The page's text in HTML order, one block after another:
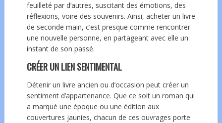
feuilleté par d’autres, suscitant des émotions, des
réflexions, voire des souvenirs. Ainsi, acheter un livre
de seconde main, c’est presque comme rencontrer
une nouvelle personne, en partageant avec elle un
instant de son passé.
CRÉER UN LIEN SENTIMENTAL
Détenir un livre ancien ou d’occasion peut créer un
sentiment d’appartenance. Que ce soit un roman qui
a marqué une époque ou une édition aux
couvertures jaunies, chacun de ces ouvrages porte